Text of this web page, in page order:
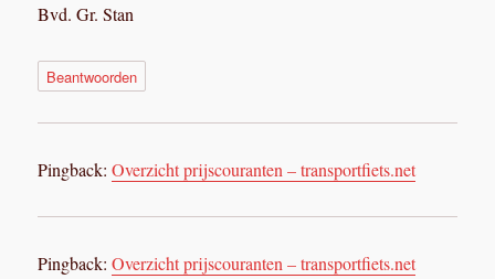
Bvd. Gr. Stan
Beantwoorden
Pingback:Overzicht prijscouranten – transportfiets.net
Pingback:Overzicht prijscouranten – transportfiets.net